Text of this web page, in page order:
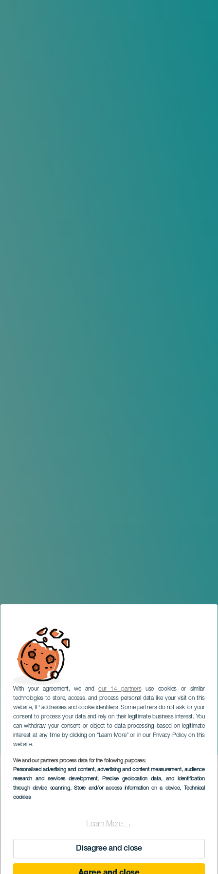
With your agreement, we andour 14 partnersuse cookies or similar
technologies to store, access, and process personal data like your visit on this
website, IP addresses and cookie identifiers. Some partners do not ask for your
consent to process your data and rely on their legitimate business interest. You
can withdraw your consent or object to data processing based on legitimate
interest at any time by clicking on “Learn More” or in our Privacy Policy on this
website.
We and our partners process data for the following purposes:
Personalised advertising and content, advertising and content measurement, audience
research and services development, Precise geolocation data, and identification
through device scanning, Store and/or access information on a device, Technical
cookies
Learn More →
Disagree and close
Feesten van Los Dolores
LANZAROTE
Imagen
Listado